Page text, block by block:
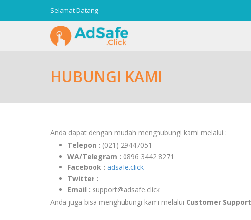
Selamat Datang
HUBUNGI KAMI
Anda dapat dengan mudah menghubungi kami melalui :
Telepon : (021) 29447051
WA/Telegram : 0896 3442 8271
Facebook : adsafe.click
Twitter :
Email : support@adsafe.click
Anda juga bisa menghubungi kami melalui Customer Support